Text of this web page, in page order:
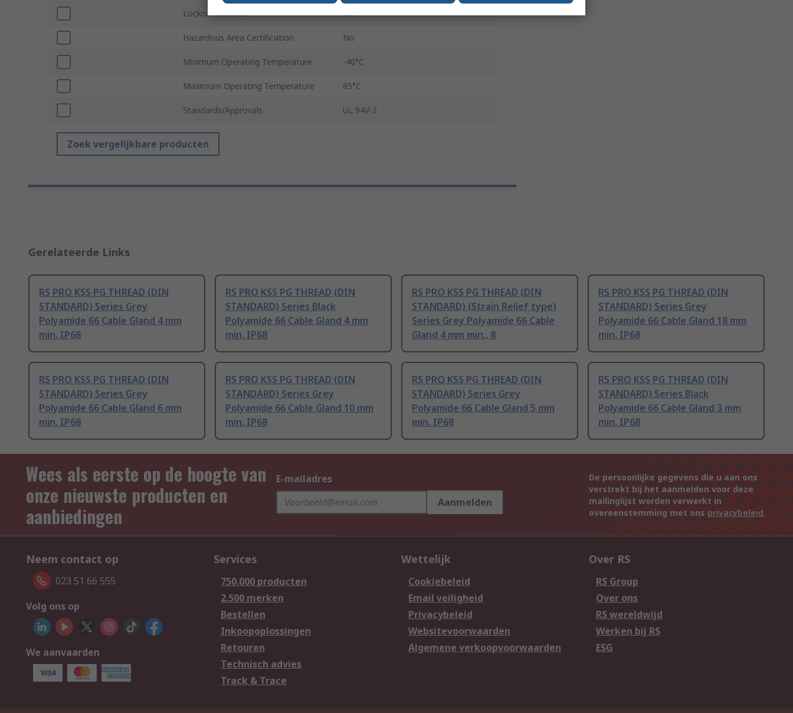
Locknut Included Yes
Hazardous Area Certification No
Minimum Operating Temperature -40°C
Maximum Operating Temperature 85°C
Standards/Approvals UL 94V-2
Zoek vergelijkbare producten
Gerelateerde Links
RS PRO KSS PG THREAD (DIN
STANDARD) Series Grey
Polyamide 66 Cable Gland 4 mm
min. IP68
RS PRO KSS PG THREAD (DIN
STANDARD) Series Black
Polyamide 66 Cable Gland 4 mm
min. IP68
RS PRO KSS PG THREAD (DIN
STANDARD) (Strain Relief type)
Series Grey Polyamide 66 Cable
Gland 4 mm min., 8
RS PRO KSS PG THREAD (DIN
STANDARD) Series Grey
Polyamide 66 Cable Gland 18 mm
min. IP68
RS PRO KSS PG THREAD (DIN
STANDARD) Series Grey
Polyamide 66 Cable Gland 6 mm
min. IP68
RS PRO KSS PG THREAD (DIN
STANDARD) Series Grey
Polyamide 66 Cable Gland 10 mm
min. IP68
RS PRO KSS PG THREAD (DIN
STANDARD) Series Grey
Polyamide 66 Cable Gland 5 mm
min. IP68
RS PRO KSS PG THREAD (DIN
STANDARD) Series Black
Polyamide 66 Cable Gland 3 mm
min. IP68
Wees als eerste op de hoogte van
onze nieuwste producten en
aanbiedingen
E-mailadres
Aanmelden
De persoonlijke gegevens die u aan ons
verstrekt bij het aanmelden voor deze
mailinglijst worden verwerkt in
overeenstemming met ons privacybeleid.
Neem contact op
023 51 66 555
Volg ons op
We aanvaarden
Services
750.000 producten
2.500 merken
Bestellen
Inkoopoplossingen
Retouren
Technisch advies
Track & Trace
Wettelijk
Cookiebeleid
Email veiligheid
Privacybeleid
Websitevoorwaarden
Algemene verkoopvoorwaarden
Over RS
RS Group
Over ons
RS wereldwijd
Werken bij RS
ESG